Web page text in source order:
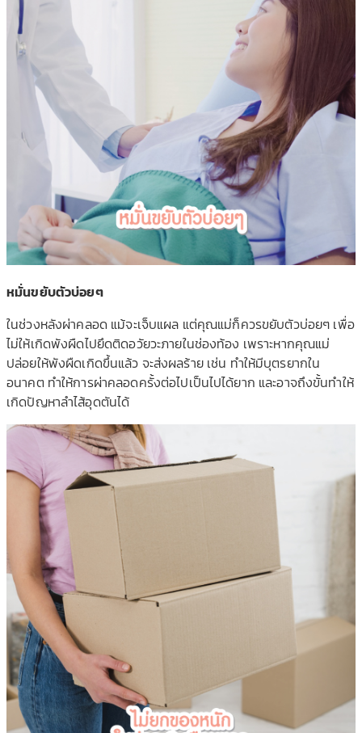
หมั่นขยับตัวบ่อยๆ
ในช่วงหลังผ่าคลอด แม้จะเจ็บแผล แต่คุณแม่ก็ควรขยับตัวบ่อยๆ เพื่อ
ไม่ให้เกิดพังผืดไปยึดติดอวัยวะภายในช่องท้อง เพราะหากคุณแม่
ปล่อยให้พังผืดเกิดขึ้นแล้ว จะส่งผลร้าย เช่น ทำให้มีบุตรยากใน
อนาคต ทำให้การผ่าคลอดครั้งต่อไปเป็นไปได้ยาก และอาจถึงขั้นทำให้
เกิดปัญหาลำไส้อุดตันได้